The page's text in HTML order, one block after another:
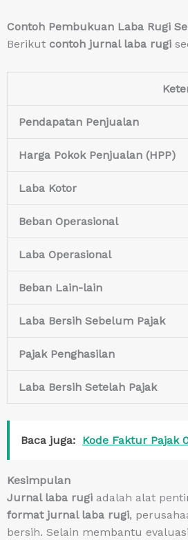
Contoh Pembukuan Laba Rugi
Berikut contoh jurnal laba rugi
Pendapatan Penjualan
Harga Pokok Penjualan (HPP)
Laba Kotor
Beban Operasional
Laba Operasional
Beban Lain-lain
Laba Bersih Sebelum Pajak
Pajak Penghasilan
Laba Bersih Setelah Pajak
Baca juga: Kode Faktur Pajak
Kesimpulan
Jurnal laba rugi adalah alat
format jurnal laba rugi,
bersih. Selain membantu